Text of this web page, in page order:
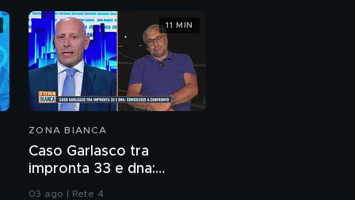
ZONA BIANCA
Caso Garlasco tra
impronta 33 e dna:
consulenze a confronto
03 ago | Rete 4
11 MIN